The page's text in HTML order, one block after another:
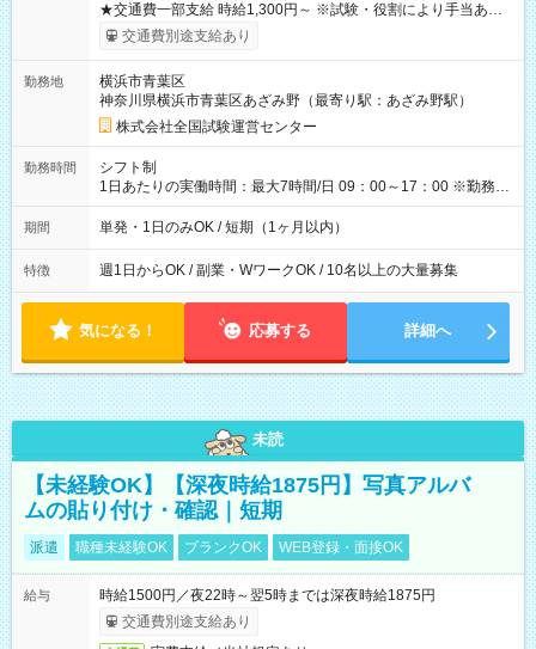
★交通費一部支給 時給1,300円～ ※試験・役割により手当あり
※勤務回数により昇給あり 【即給（前払い）オプションあ
り！】 希望される場合、勤務から1週間ほどで給与の一部を受け
例】 ・河合塾模擬試験 8:30～17:30（休憩1時間） 時給1,300円
×8時間＝日収10,400円＋交通費 ※当日の役割により時給＋100
円の場合あり ・国家試験 7:00～13:30（休憩なし） 時給1,300
円（役割手当＋100円）×6時間＝日収8,400円＋交通費 【試用期
間】試用期間なし
交通費別途支給あり
勤務地
横浜市青葉区
神奈川県横浜市青葉区あざみ野（最寄り駅：あざみ野駅）
株式会社全国試験運営センター
勤務時間
シフト制
1日あたりの実働時間：最大7時間/日 09：00～17：00 ※勤務時
間は 試験により異なります。
期間 単発・1日のみOK / 短期（1ヶ月以内）
特徴 週1日からOK / 副業・WワークOK / 10名以上の大量募集
気になる！ 応募する 詳細へ
未読
【未経験OK】【深夜時給1875円】写真アルバ
ムの貼り付け・確認｜短期
派遣 職種未経験OK ブランクOK WEB登録・面接OK
給与
時給1500円／夜22時～翌5時までは深夜時給1875円
交通費別途支給あり